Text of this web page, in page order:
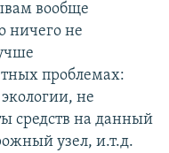
вообще
ничего не
проблемах:
не
средств на данный
узел, и.т.д.